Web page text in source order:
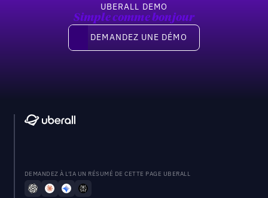
UBERALL DEMO
Simple comme bonjour
Demandez une démo
DEMANDEZ UNE DÉMO
DEMANDEZ À L'IA UN RÉSUMÉ DE CETTE PAGE UBERALL